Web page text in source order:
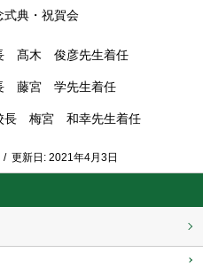
式典・祝賀会
長 髙木 俊彦先生着任
藤宮 学先生着任
長 梅宮 和幸先生着任
/ 更新日: 2021年4月3日